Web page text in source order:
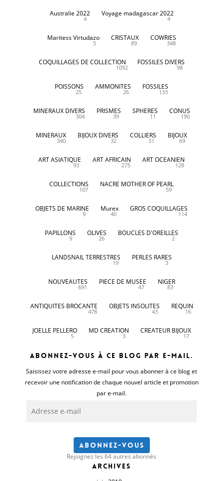
Australie 2022
4
Voyage madagascar 2022
4
Maritess Virtudazo
5
CRISTAUX
89
COWRIES
348
COQUILLAGES DE COLLECTION
1092
FOSSILES DIVERS
98
POISSONS
25
AMMONITES
26
FOSSILES
133
MINERAUX DIVERS
304
PRISMES
39
SPHERES
11
CONUS
190
MINERAUX
340
BIJOUX DIVERS
32
COLLIERS
31
BIJOUX
69
ART ASIATIQUE
93
ART AFRICAIN
275
ART OCEANIEN
128
COLLECTIONS
107
NACRE MOTHER OF PEARL
59
OBJETS DE MARINE
9
Murex
40
GROS COQUILLAGES
114
PAPILLONS
9
OLIVES
26
BOUCLES D'OREILLES
2
LANDSNAIL TERRESTRES
19
PERLES RARES
3
NOUVEAUTES
691
PIECE DE MUSEE
47
NIGER
83
ANTIQUITES BROCANTE
478
OBJETS INSOLITES
43
REQUIN
16
JOELLE PELLERO
5
MD CREATION
3
CREATEUR BIJOUX
17
Abonnez-vous à ce blog par e-mail.
Saisissez votre adresse e-mail pour vous abonner à ce blog et
recevoir une notification de chaque nouvel article et promotion
par e-mail.
e-
Abonnez-vous
Rejoignez les 64 autres abonnés
Archives